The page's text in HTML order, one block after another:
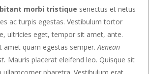
morbi tristique senectus et netus
ac turpis egestas. Vestibulum tortor
ultricies eget, tempor sit amet, ante.
amet quam egestas semper.Aenean
Mauris placerat eleifend leo. Quisque sit